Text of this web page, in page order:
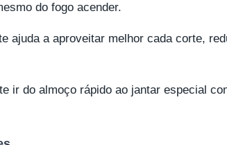
do fogo acender.
ajuda a aproveitar melhor cada corte,
ir do almoço rápido ao jantar especial